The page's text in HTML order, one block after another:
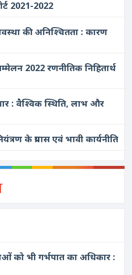
2021-2022
की अनिश्चितता : कारण
2022 रणनीतिक निहितार्थ
: वैश्विक स्थिति, लाभ और
के प्रयास एवं भावी कार्यनीति
को भी गर्भपात का अधिकार :